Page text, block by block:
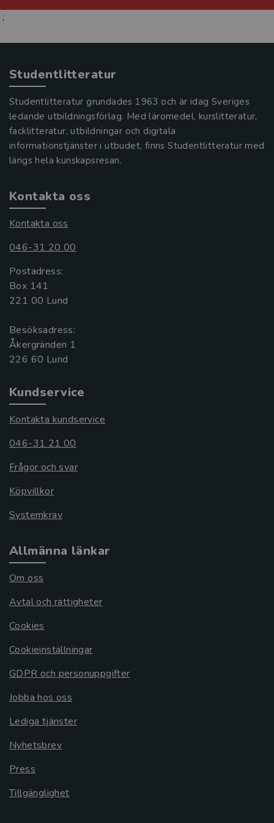
;
Studentlitteratur
Studentlitteratur grundades 1963 och är idag Sveriges
ledande utbildningsförlag. Med läromedel, kurslitteratur,
facklitteratur, utbildningar och digitala
informationstjänster i utbudet, finns Studentlitteratur med
längs hela kunskapsresan.
Kontakta oss
Kontakta oss
046-31 20 00
Postadress:
Box 141
221 00 Lund
Besöksadress:
Åkergränden 1
Kundservice
Kontakta kundservice
046-31 21 00
Frågor och svar
Köpvillkor
Systemkrav
Allmänna länkar
Om oss
Avtal och rättigheter
Cookies
Cookieinställningar
GDPR och personuppgifter
Jobba hos oss
Lediga tjänster
Nyhetsbrev
Press
Tillgänglighet